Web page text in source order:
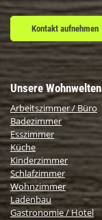
Kontakt aufnehmen
Unsere Wohnwelten
Arbeitszimmer / Büro
Badezimmer
Esszimmer
Küche
Kinderzimmer
Schlafzimmer
Wohnzimmer
Ladenbau
Gastronomie / Hotel